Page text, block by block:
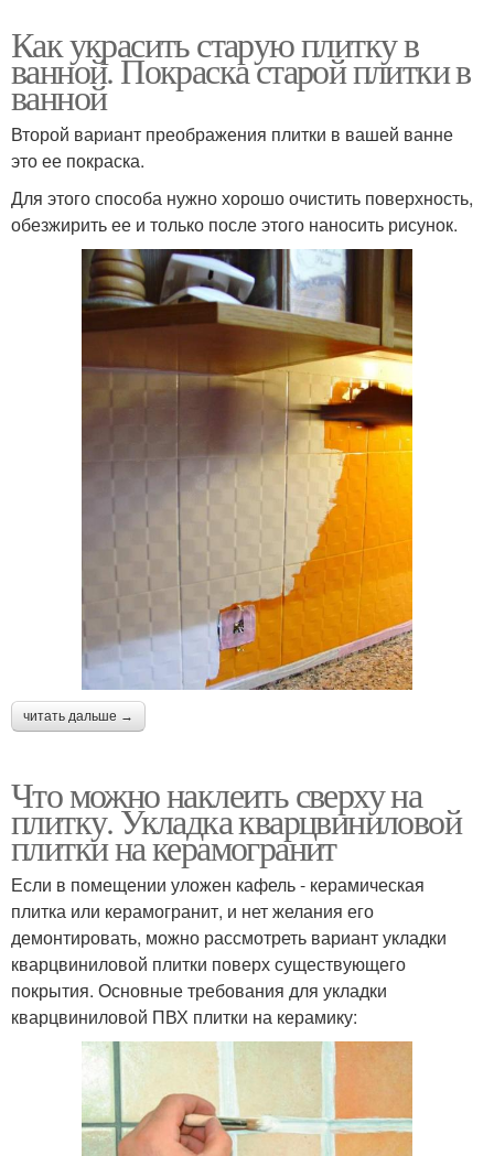
Как украсить старую плитку в
ванной. Покраска старой плитки в
ванной
Второй вариант преображения плитки в вашей ванне
это ее покраска.
Для этого способа нужно хорошо очистить поверхность,
обезжирить ее и только после этого наносить рисунок.
читать дальше →
Что можно наклеить сверху на
плитку. Укладка кварцвиниловой
плитки на керамогранит
Если в помещении уложен кафель - керамическая
плитка или керамогранит, и нет желания его
демонтировать, можно рассмотреть вариант укладки
кварцвиниловой плитки поверх существующего
покрытия. Основные требования для укладки
кварцвиниловой ПВХ плитки на керамику: